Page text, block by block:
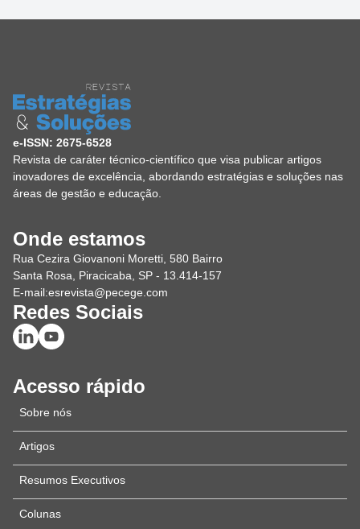
e-ISSN: 2675-6528
Revista de caráter técnico-científico que visa publicar artigos
inovadores de excelência, abordando estratégias e soluções nas
áreas de gestão e educação.
Onde estamos
Rua Cezira Giovanoni Moretti, 580 Bairro
Santa Rosa, Piracicaba, SP - 13.414-157
E-mail:esrevista@pecege.com
Redes Sociais
Acesso rápido
Sobre nós
Artigos
Resumos Executivos
Colunas